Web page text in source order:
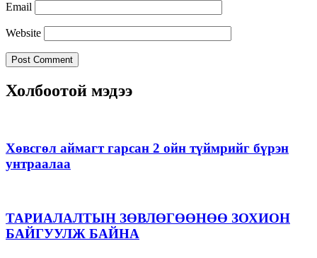
Email
Website
Холбоотой мэдээ
Хөвсгөл аймагт гарсан 2 ойн түймрийг бүрэн
унтраалаа
ТАРИАЛАЛТЫН ЗӨВЛӨГӨӨНӨӨ ЗОХИОН
БАЙГУУЛЖ БАЙНА